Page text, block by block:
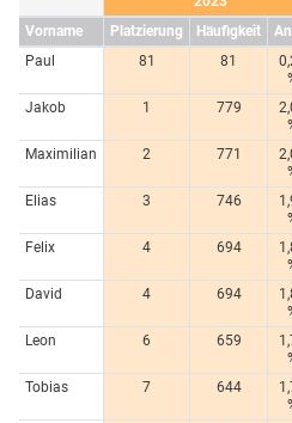
Vorname
Platzierung Häufigkeit
Paul
81 81
Jakob
1 779
Maximilian
2 771
Elias
3 746
Felix
4 694
David
4 694
Leon
6 659
Tobias
7 644